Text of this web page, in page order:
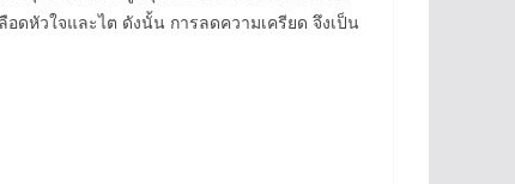
อดหัวใจและไต ดังนั้น การลดความเครียด จึงเป็น